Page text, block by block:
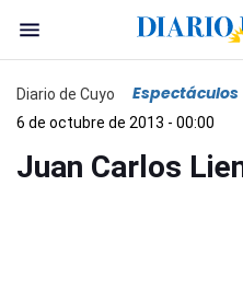
Diario de Cuyo Espectáculos
6 de octubre de 2013 - 00:00
Juan Carlos